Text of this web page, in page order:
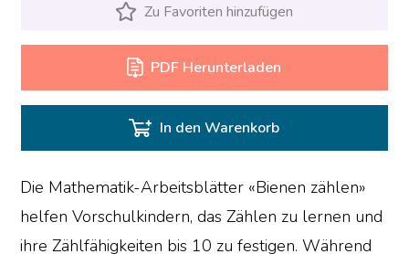
Zu Favoriten hinzufügen
PDF Herunterladen
In den Warenkorb
Die Mathematik-Arbeitsblätter «Bienen zählen»
helfen Vorschulkindern, das Zählen zu lernen und
ihre Zählfähigkeiten bis 10 zu festigen. Während